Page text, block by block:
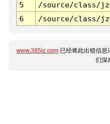
5
/source/class/
6
/source/class/
www.365jz.com 已经将此出错信息
们深